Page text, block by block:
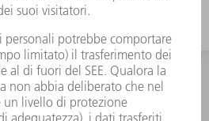
frequenti